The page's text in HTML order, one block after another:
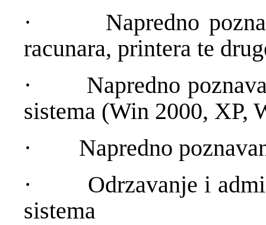
·
Napredno
racunara, printera te
·
Napredno
sistema (Win 2000, XP,
·
Napredno
·
Odrzavanje i
sistema